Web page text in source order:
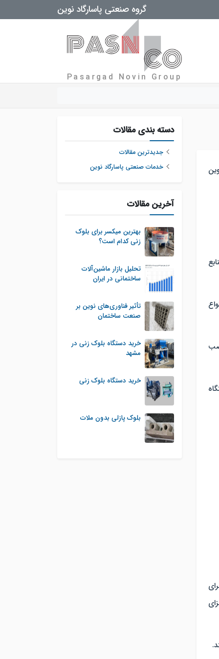
گروه صنعتی پاسارگاد نوین
Pasargad Novin Group
دسته بندی مقالات
جدیدترین مقالات
خدمات صنعتی پاسارگاد نوین
آخرین مقالات
بهترین میکسر برای بلوک
زنی کدام است؟
تحلیل بازار ماشین‌آلات
ساختمانی در ایران
تأثیر فناوری‌های نوین بر
صنعت ساختمان
خرید دستگاه بلوک زنی در
مشهد
خرید دستگاه بلوک زنی
بلوک پازلی بدون ملات